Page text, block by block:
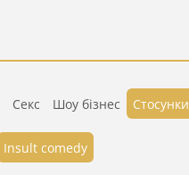
Секс Шоу бізнес Стосунки
Insult comedy